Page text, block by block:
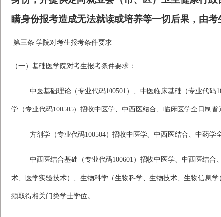
瞒身份报考造成无法就读或培养等一切后果，由
第三条 学院对考生报考条件要求
（一）基础医学院对考生报考条件要求：
中医基础理论（专业代码100501）、中医临床基础（专业代码
学（专业代码100505）招收中医学、中西医结合、临床医学全日制
方剂学（专业代码100504）招收中医学、中西医结合、中药
中西医结合基础（专业代码100601）招收中医学、中西医结
术、医学实验技术）、生物科学（生物科学、生物技术、生物信息
须取得相关门类学士学位。